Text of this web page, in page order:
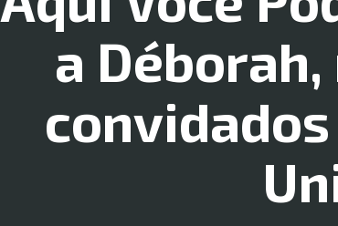
a
convidados